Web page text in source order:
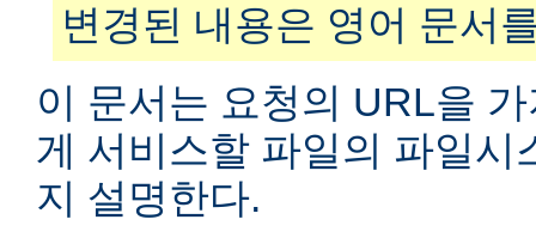
변경된 내용은 영어 문서
이 문서는 요청의 URL을
게 서비스할 파일의 파일시
지 설명한다.